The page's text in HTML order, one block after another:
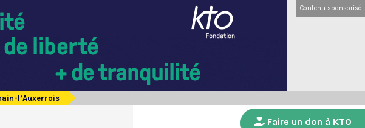
Contenu sponsorisé
l’Auxerrois
Faire un don à KTO